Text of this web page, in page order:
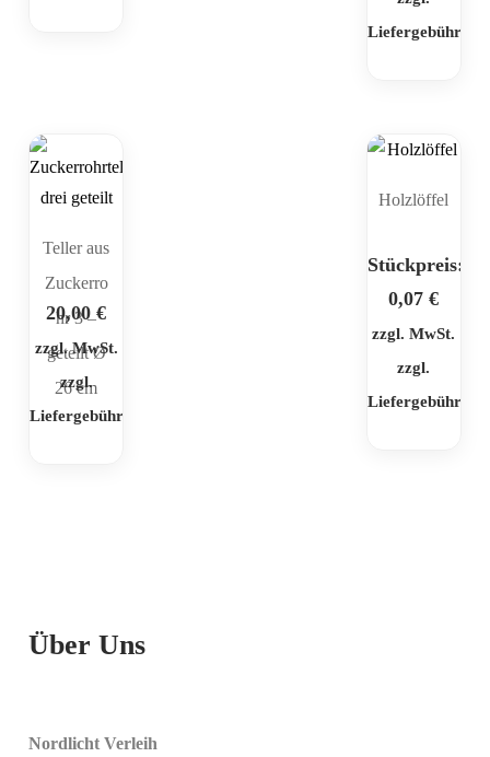
Liefergebühr
Teller aus
Zuckerro
hr 3 –
geteilt Ø
26 cm
20,00€
zzgl. MwSt.
zzgl.
Liefergebühr
Holzlöffel
Stückpreis:
0,07€
zzgl. MwSt.
zzgl.
Liefergebühr
Über Uns
Nordlicht Verleih